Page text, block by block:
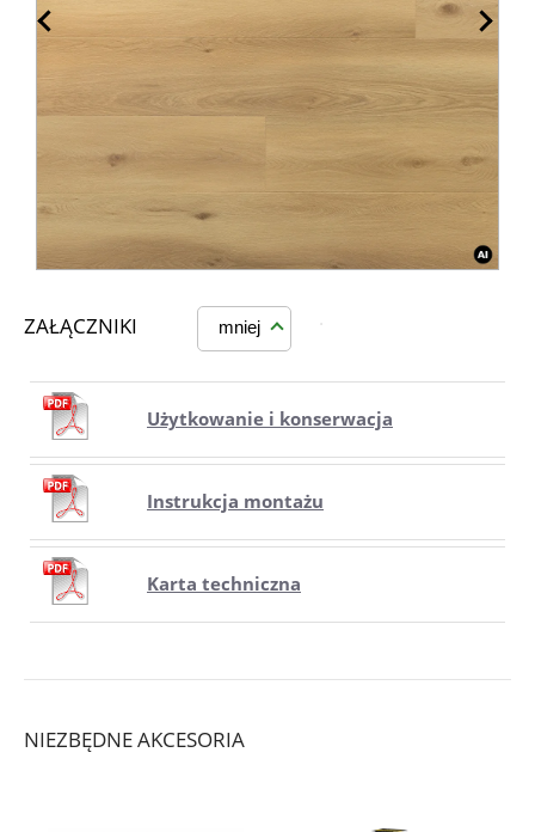
ZAŁĄCZNIKI mniej
Użytkowanie i konserwacja
Instrukcja montażu
Karta techniczna
NIEZBĘDNE AKCESORIA